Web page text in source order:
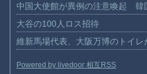
中国大使館が異例の注意喚起 韓
大谷の100人ロス招待
維新馬場代表、大阪万博のトイ
Powered by livedoor 相互RSS